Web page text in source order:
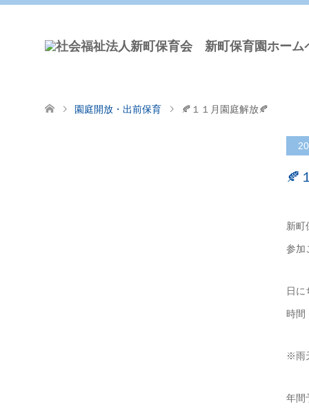
園庭開放・出前保育 🍂１１月園庭解放🍂
🍂
新町
参加
日
時
※雨
年